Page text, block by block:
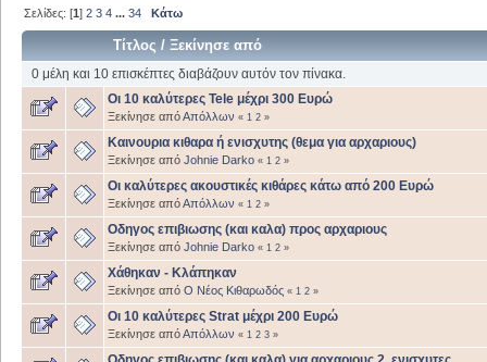
Σελίδες: [1]2 3 4 ...34 Κάτω
Τίτλος /Ξεκίνησε από
0 μέλη και 10 επισκέπτες διαβάζουν αυτόν τον πίνακα.
Οι 10 καλύτερες Tele μέχρι 300 Ευρώ
Ξεκίνησε απόΑπόλλων « 1 2 »
Καινουρια κιθαρα ή ενισχυτης (θεμα για αρχαριους)
Ξεκίνησε από Johnie Darko « 1 2 »
Oι καλύτερες ακουστικές κιθάρες κάτω από 200 Ευρώ
Ξεκίνησε απόΑπόλλων « 1 2 »
Οδηγος επιβιωσης (και καλα) προς αρχαριους
Ξεκίνησε από Johnie Darko « 1 2 »
Χάθηκαν - Κλάπηκαν
Ξεκίνησε από Ο Νέος Κιθαρωδός « 1 2 »
Οι 10 καλύτερες Strat μέχρι 200 Ευρώ
Ξεκίνησε απόΑπόλλων « 1 2 3 »